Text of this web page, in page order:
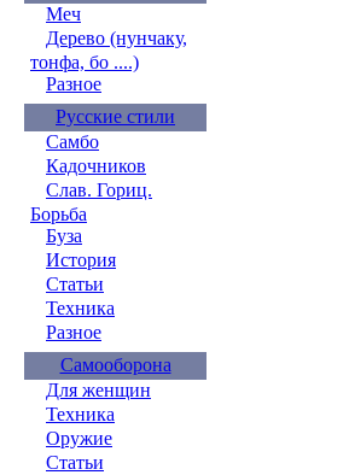
Меч
Дерево (нунчаку,
тонфа, бо ....)
Разное
Русские стили
Самбо
Кадочников
Слав. Гориц.
Борьба
Буза
История
Статьи
Техника
Разное
Самооборона
Для женщин
Техника
Оружие
Статьи